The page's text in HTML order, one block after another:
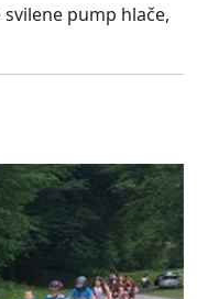
pump hlače,